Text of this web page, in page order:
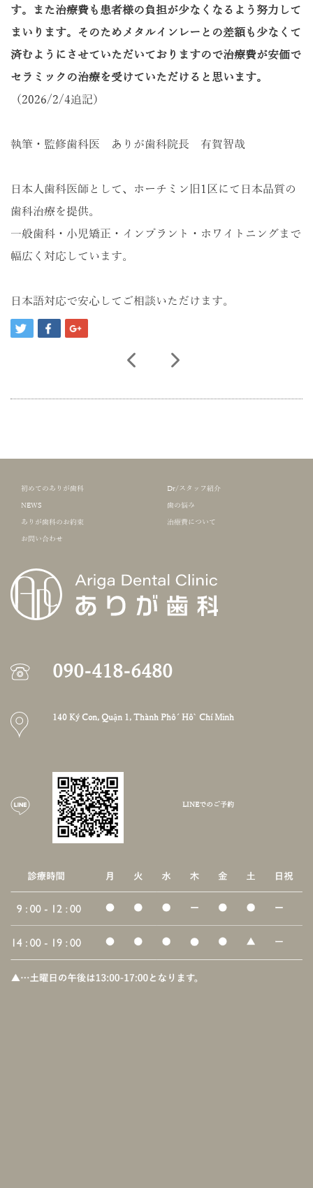
す。また治療費も患者様の負担が少なくなるよう努力して
まいります。そのためメタルインレーとの差額も少なくて
済むようにさせていただいておりますので治療費が安価で
セラミックの治療を受けていただけると思います。
（2026/2/4追記）
執筆・監修歯科医 ありが歯科院長 有賀智哉
日本人歯科医師として、ホーチミン旧1区にて日本品質の
歯科治療を提供。
一般歯科・小児矯正・インプラント・ホワイトニングまで
幅広く対応しています。
日本語対応で安心してご相談いただけます。
初めてのありが歯科 Dr/スタッフ紹介
NEWS 歯の悩み
ありが歯科のお約束 治療費について
お問い合わせ
090-418-6480
140 Ký Con, Quận 1, Thành Phố Hồ Chí Minh
LINEでのご予約